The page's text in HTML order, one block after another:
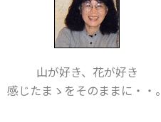
山が好き、花が好き
感じたまゝをそのままに・・。